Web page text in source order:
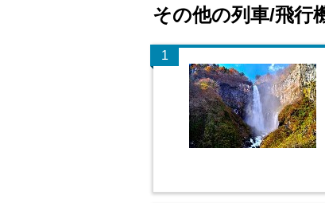
その他の列車/飛行
1